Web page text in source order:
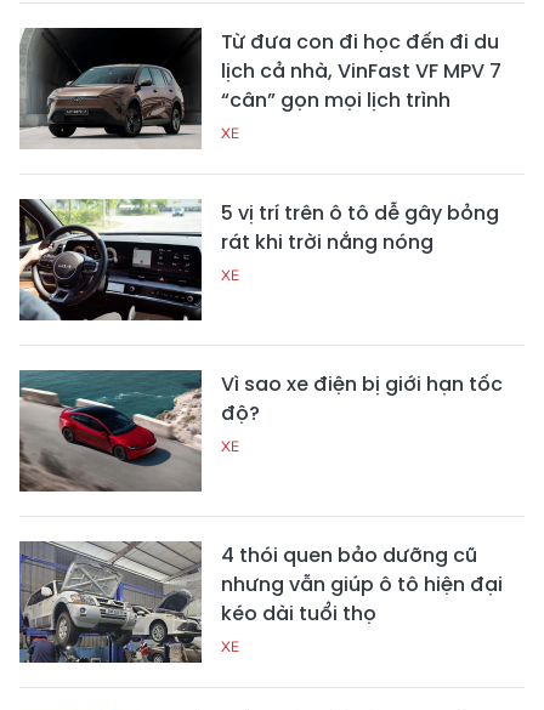
Từ đưa con đi học đến đi du
lịch cả nhà, VinFast VF MPV 7
“cân” gọn mọi lịch trình
XE
5 vị trí trên ô tô dễ gây bỏng
rát khi trời nắng nóng
XE
Vì sao xe điện bị giới hạn tốc
độ?
XE
4 thói quen bảo dưỡng cũ
nhưng vẫn giúp ô tô hiện đại
kéo dài tuổi thọ
XE